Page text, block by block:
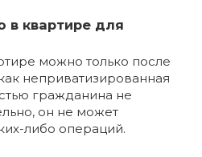
в квартире для
можно только после
неприватизированная
гражданина не
он не может
либо операций.